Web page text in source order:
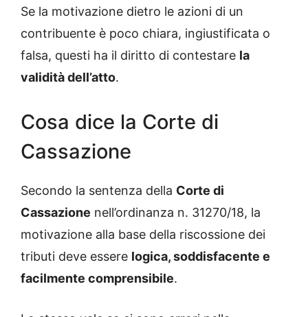
Se la motivazione dietro le azioni di un
contribuente è poco chiara, ingiustificata o
falsa, questi ha il diritto di contestare la
validità dell’atto.
Cosa dice la Corte di
Cassazione
Secondo la sentenza della Corte di
Cassazione nell’ordinanza n. 31270/18, la
motivazione alla base della riscossione dei
tributi deve essere logica, soddisfacente e
facilmente comprensibile.